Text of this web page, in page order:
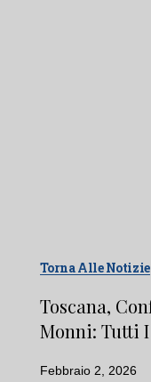
Torna Alle Notizie
Toscana,
Monni: Tutti
Febbraio 2, 2026